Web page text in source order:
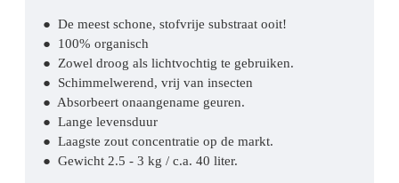
● De meest schone, stofvrije substraat ooit!
● 100% organisch
● Zowel droog als lichtvochtig te gebruiken.
● Schimmelwerend, vrij van insecten
● Absorbeert onaangename geuren.
● Lange levensduur
● Laagste zout concentratie op de markt.
● Gewicht 2.5 - 3 kg / c.a. 40 liter.